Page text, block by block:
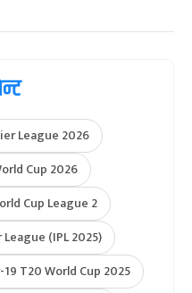
League 2026
Cup 2026
Cup League 2
(IPL 2025)
19 T20 World Cup 2025